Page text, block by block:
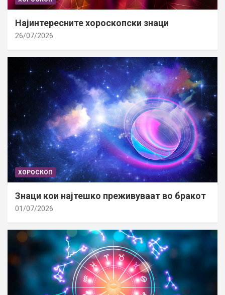
Најинтересните хороскопски знаци
26/07/2026
ХОРОСКОП
Знаци кои најтешко преживуваат во бракот
01/07/2026